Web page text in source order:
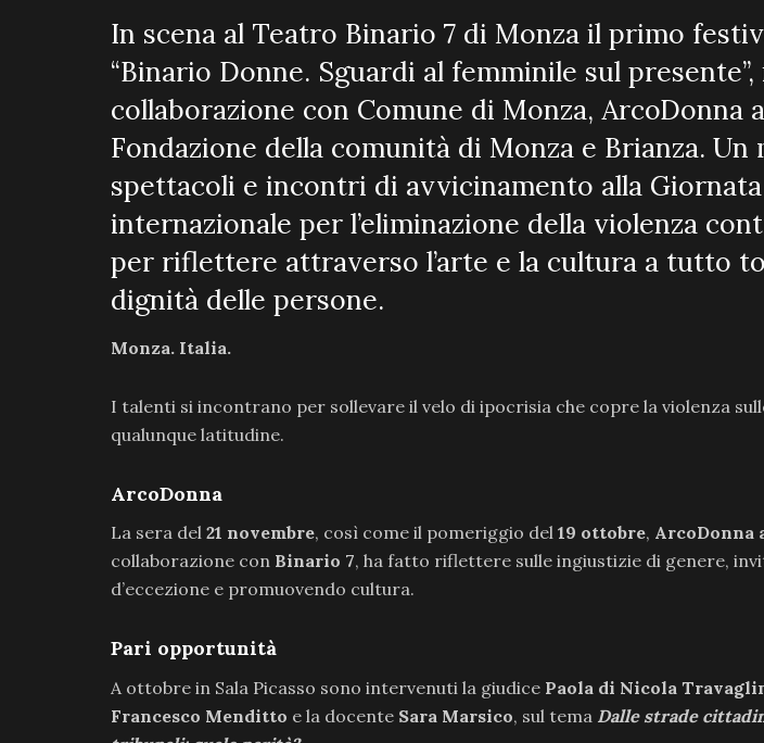
In scena al Teatro Binario 7 di Monza il primo
“Binario Donne. Sguardi al femminile sul presente”,
collaborazione con Comune di Monza, ArcoDonna
Fondazione della comunità di Monza e Brianza. Un
spettacoli e incontri di avvicinamento alla Giornata
internazionale per l’eliminazione della violenza
per riflettere attraverso l’arte e la cultura a tutto
dignità delle persone.
Monza. Italia.
I talenti si incontrano per sollevare il velo di ipocrisia che copre la violenza
qualunque latitudine.
ArcoDonna
La sera del 21 novembre, così come il pomeriggio del 19 ottobre, ArcoDonna
collaborazione con Binario 7, ha fatto riflettere sulle ingiustizie di genere,
d’eccezione e promuovendo cultura.
Pari opportunità
A ottobre in Sala Picasso sono intervenuti la giudice Paola di Nicola
Francesco Menditto e la docente Sara Marsico, sul tema Dalle strade